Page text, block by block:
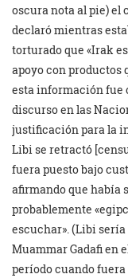
oscura nota al pie) el
declaró mientras
torturado que «Irak
apoyo con productos
esta información fue
discurso en las
justificación para la
Libi se retractó
fuera puesto bajo
afirmando que había
probablemente
escuchar». (Libi
Muammar Gadafi en
período cuando fuera